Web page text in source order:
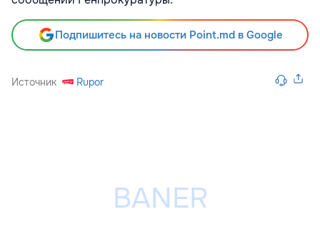
Подпишитесь на новости Point.md в Google
Источник Rupor